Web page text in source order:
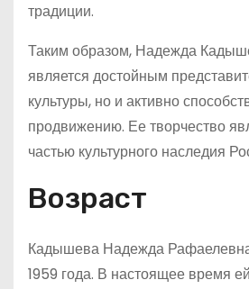
традиции.
Таким образом, Надежда
является достойным
культуры, но и активно
продвижению. Ее творчество
частью культурного наследия
Возраст
Кадышева Надежда
1959 года. В настоящее время